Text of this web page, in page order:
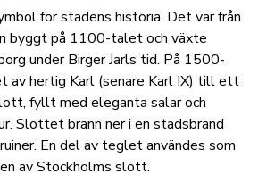
för stadens historia. Det var från
byggt på 1100-talet och växte
under Birger Jarls tid. På 1500-
av hertig Karl (senare Karl IX) till ett
fyllt med eleganta salar och
Slottet brann ner i en stadsbrand
En del av teglet användes som
av Stockholms slott.